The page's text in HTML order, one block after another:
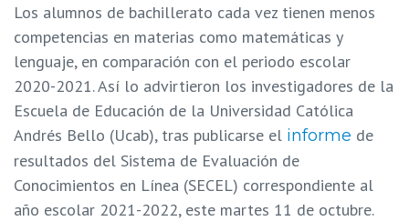
Los alumnos de bachillerato cada vez tienen menos
competencias en materias como matemáticas y
lenguaje, en comparación con el periodo escolar
2020-2021. Así lo advirtieron los investigadores de la
Escuela de Educación de la Universidad Católica
Andrés Bello (Ucab), tras publicarse el informe de
resultados del Sistema de Evaluación de
Conocimientos en Línea (SECEL) correspondiente al
año escolar 2021-2022, este martes 11 de octubre.